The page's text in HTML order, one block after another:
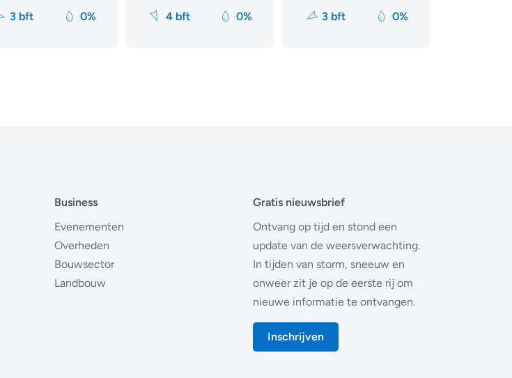
3 bft 0% 4 bft 0% 3 bft 0%
Business
Evenementen
Overheden
Bouwsector
Landbouw
Gratis nieuwsbrief
Ontvang op tijd en stond een
update van de weersverwachting.
In tijden van storm, sneeuw en
onweer zit je op de eerste rij om
nieuwe informatie te ontvangen.
Inschrijven